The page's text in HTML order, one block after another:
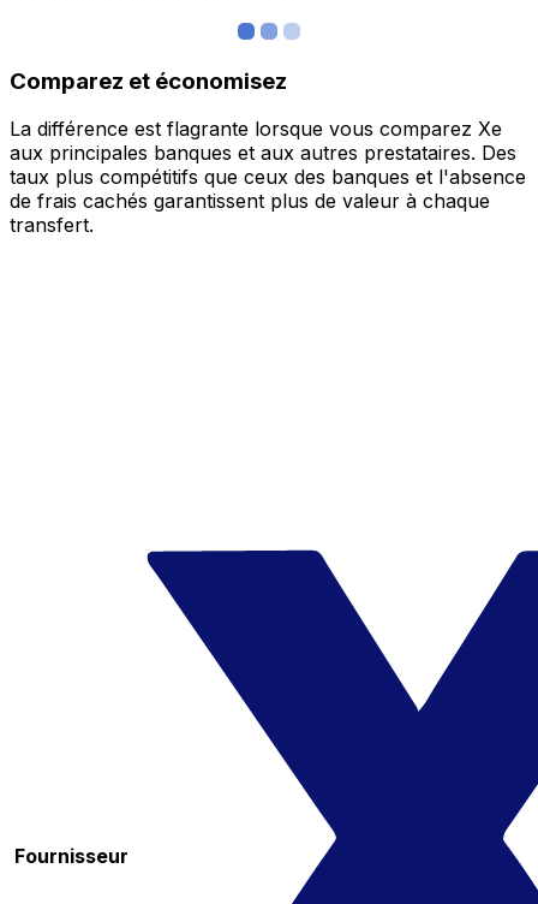
Comparez et économisez
La différence est flagrante lorsque vous comparez Xe
aux principales banques et aux autres prestataires. Des
taux plus compétitifs que ceux des banques et l'absence
de frais cachés garantissent plus de valeur à chaque
transfert.
Fournisseur